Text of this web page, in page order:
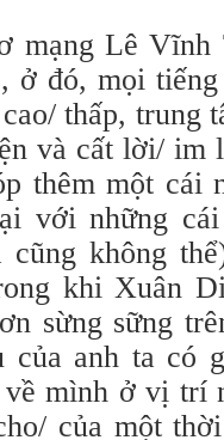
mạng Lê
ở đó, mọi
thấp, trung
và cất lời/ im
thêm một cái
với những
cũng không
khi Xuân
sừng sững
của anh ta có
mình ở vị trí
của một